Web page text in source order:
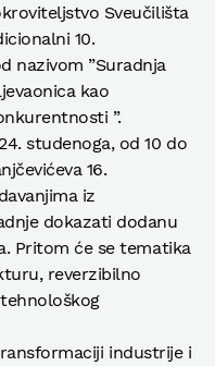
Sveučilišta
10.
nazivom ”Suradnja
kao
”.
studenoga, od 10 do
16.
iz
dokazati dodanu
Pritom će se tematika
reverzibilno
industrije i